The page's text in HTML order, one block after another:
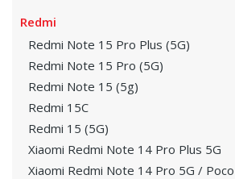
Redmi
Redmi Note 15 Pro Plus (5G)
Redmi Note 15 Pro (5G)
Redmi Note 15 (5g)
Redmi 15C
Redmi 15 (5G)
Xiaomi Redmi Note 14 Pro Plus 5G
Xiaomi Redmi Note 14 Pro 5G /